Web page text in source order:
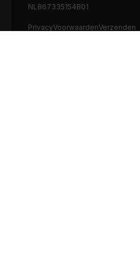
NL867335154B01
PrivacyVoorwaardenVerzenden